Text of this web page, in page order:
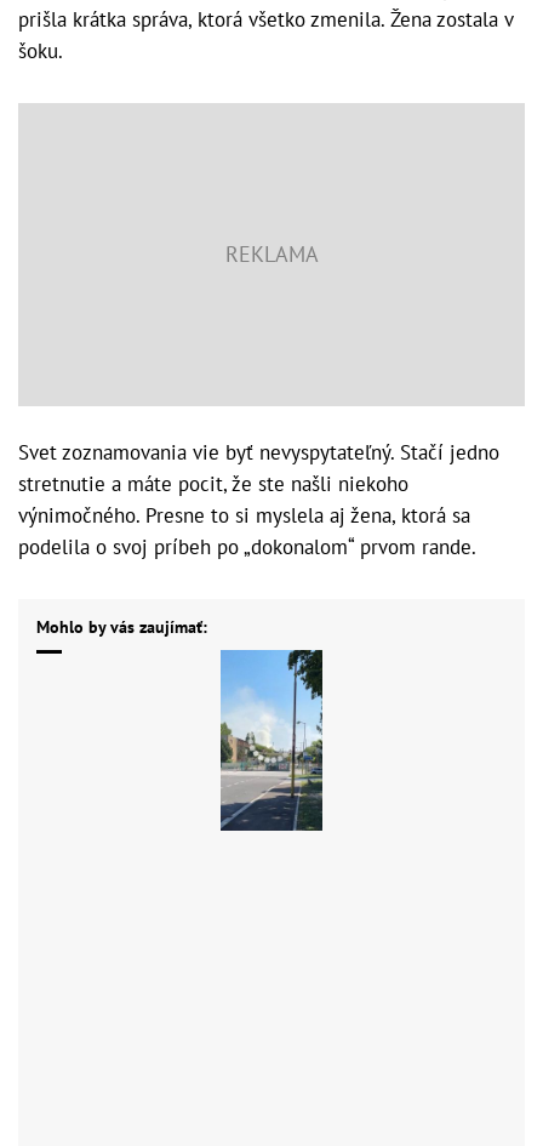
prišla krátka správa, ktorá všetko zmenila. Žena zostala v
šoku.
Svet zoznamovania vie byť nevyspytateľný. Stačí jedno
stretnutie a máte pocit, že ste našli niekoho
výnimočného. Presne to si myslela aj žena, ktorá sa
podelila o svoj príbeh po „dokonalom“ prvom rande.
Mohlo by vás zaujímať: